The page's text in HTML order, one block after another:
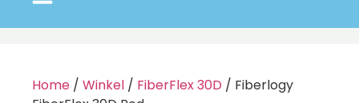
Home / Winkel / FiberFlex 30D / Fiberlogy